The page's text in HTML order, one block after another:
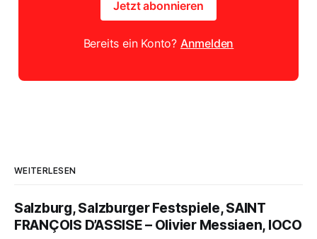
Jetzt abonnieren
Bereits ein Konto? Anmelden
WEITERLESEN
Salzburg, Salzburger Festspiele, SAINT
FRANÇOIS D’ASSISE – Olivier Messiaen, IOCO